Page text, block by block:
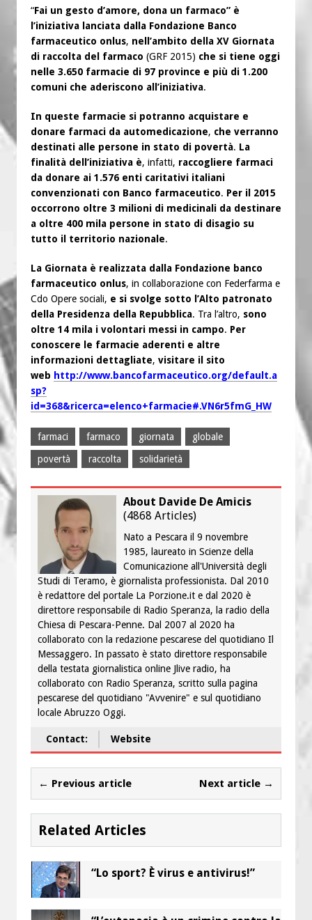
“Fai un gesto d’amore, dona un farmaco” è
l’iniziativa lanciata dalla Fondazione Banco
farmaceutico onlus, nell’ambito della XV Giornata
di raccolta del farmaco (GRF 2015) che si tiene oggi
nelle 3.650 farmacie di 97 province e più di 1.200
comuni che aderiscono all’iniziativa.
In queste farmacie si potranno acquistare e
donare farmaci da automedicazione, che verranno
destinati alle persone in stato di povertà. La
finalità dell’iniziativa è, infatti, raccogliere farmaci
da donare ai 1.576 enti caritativi italiani
convenzionati con Banco farmaceutico. Per il 2015
occorrono oltre 3 milioni di medicinali da destinare
a oltre 400 mila persone in stato di disagio su
tutto il territorio nazionale.
La Giornata è realizzata dalla Fondazione banco
farmaceutico onlus, in collaborazione con Federfarma e
Cdo Opere sociali, e si svolge sotto l’Alto patronato
della Presidenza della Repubblica. Tra l’altro, sono
oltre 14 mila i volontari messi in campo. Per
conoscere le farmacie aderenti e altre
informazioni dettagliate, visitare il sito
web http://www.bancofarmaceutico.org/default.a
sp?
id=368&ricerca=elenco+farmacie#.VN6r5fmG_HW
farmaci farmaco giornata
globale
povertà
raccolta solidarietà
About Davide De Amicis
(4868 Articles)
Nato a Pescara il 9 novembre
1985, laureato in Scienze della
Comunicazione all'Università degli
Studi di Teramo, è giornalista professionista. Dal 2010
è redattore del portale La Porzione.it e dal 2020 è
direttore responsabile di Radio Speranza, la radio della
Chiesa di Pescara-Penne. Dal 2007 al 2020 ha
collaborato con la redazione pescarese del quotidiano Il
Messaggero. In passato è stato direttore responsabile
della testata giornalistica online Jlive radio, ha
collaborato con Radio Speranza, scritto sulla pagina
pescarese del quotidiano "Avvenire" e sul quotidiano
locale Abruzzo Oggi.
Contact: Website
← Previous article Next article →
Related Articles
“Lo sport? È virus e antivirus!”